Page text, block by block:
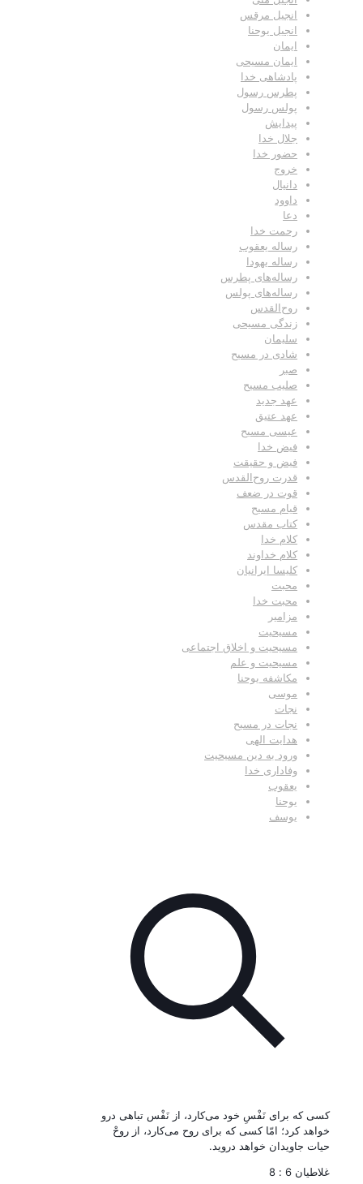
انجیل مرقس
انجیل یوحنا
ایمان
ایمان مسیحی
پادشاهی خدا
پطرس رسول
پولس رسول
پیدایش
جلال خدا
حضور خدا
خروج
دانیال
داوود
دعا
رحمت خدا
رساله یعقوب
رساله یهودا
رساله‌های پطرس
رساله‌های پولس
روح‌القدس
زندگی مسیحی
سلیمان
شادی در مسیح
صبر
صلیب مسیح
عهد جدید
عهد عتیق
عیسی مسیح
فیض خدا
فیض و حقیقت
قدرت روح‌القدس
قوت در ضعف
قیام مسیح
کتاب مقدس
کلام خدا
کلام خداوند
کلیسا ایرانیان
محبت
محبت خدا
مزامیر
مسیحیت
مسیحیت و اخلاق اجتماعی
مسیحیت و علم
مکاشفه یوحنا
موسی
نجات
نجات در مسیح
هدایت الهی
ورود به دین مسیحیت
وفاداری خدا
یعقوب
یوحنا
یوسف
کسی که برای نَفْسِ خود می‌کارد، از نَفْس تباهی درو
خواهد کرد؛ امّا کسی که برای روح می‌کارد، از روحْ
حیات جاویدان خواهد دروید.
غلاطیان 6 : 8